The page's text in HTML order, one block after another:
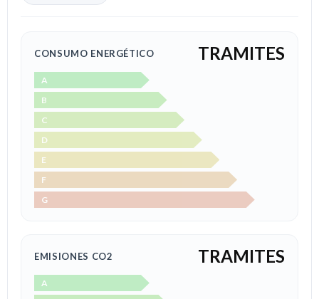
CONSUMO ENERGÉTICO TRAMITES
A
B
C
D
E
F
G
EMISIONES CO2 TRAMITES
A